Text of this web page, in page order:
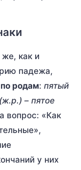
как и
падежа,
родам: пятый
– пятое
вопрос: «Как
у них